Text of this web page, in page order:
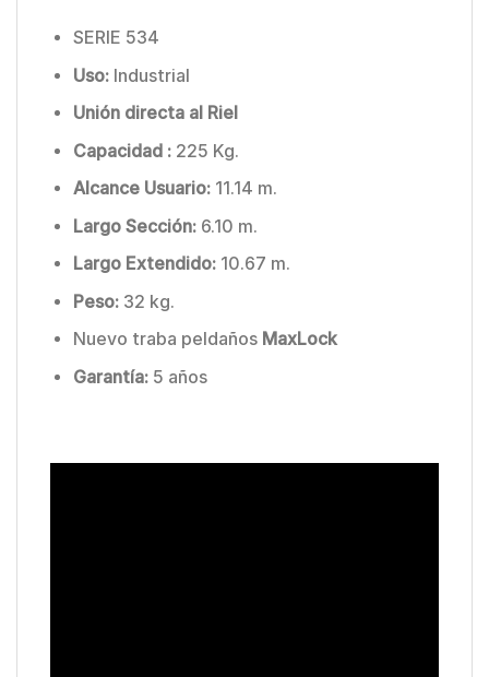
SERIE 534
Uso:Industrial
Unión directa al Riel
Capacidad :225 Kg.
Alcance Usuario:11.14 m.
Largo Sección:6.10 m.
Largo Extendido:10.67 m.
Peso:32 kg.
Nuevo traba peldaños MaxLock
Garantía:5 años